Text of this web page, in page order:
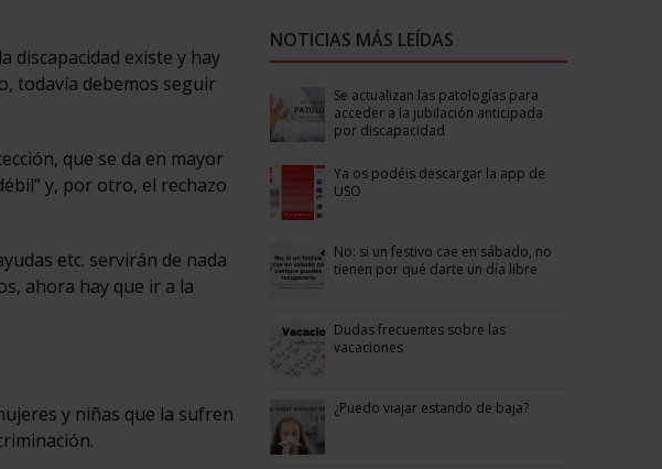
discapacidad existe y hay
todavía debemos seguir
que se da en mayor
y, por otro, el rechazo
etc. servirán de nada
ahora hay que ir a la
y niñas que la sufren
NOTICIAS MÁS LEÍDAS
Se actualizan las patologías para
acceder a la jubilación anticipada
por discapacidad
Ya os podéis descargar la app de
USO
No: si un festivo cae en sábado, no
tienen por qué darte un día libre
Dudas frecuentes sobre las
vacaciones
¿Puedo viajar estando de baja?